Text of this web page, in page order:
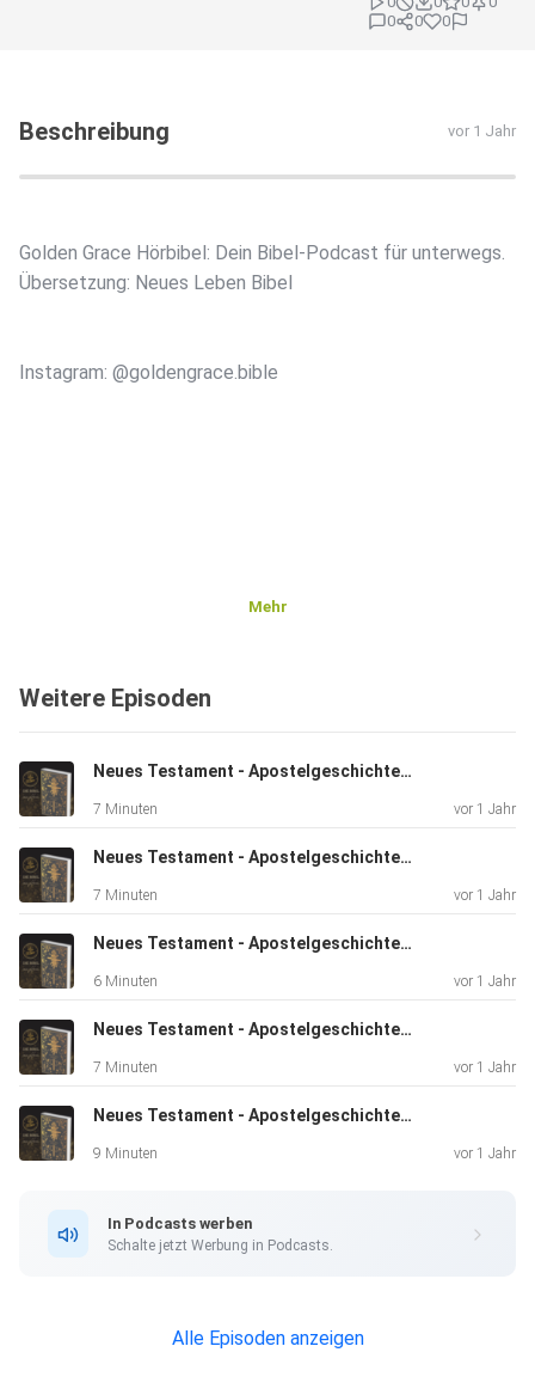
0
0 0
Beschreibung vor 1 Jahr
Golden Grace Hörbibel: Dein Bibel-Podcast für unterwegs.
Übersetzung: Neues Leben Bibel
Instagram: @goldengrace.bible
Mehr
Weitere Episoden
Neues Testament - Apostelgeschichte 26
7 Minuten vor 1 Jahr
Neues Testament - Apostelgeschichte 25
7 Minuten vor 1 Jahr
Neues Testament - Apostelgeschichte 24
6 Minuten vor 1 Jahr
Neues Testament - Apostelgeschichte 22
7 Minuten vor 1 Jahr
Neues Testament - Apostelgeschichte 21
9 Minuten vor 1 Jahr
In Podcasts werben
Schalte jetzt Werbung in Podcasts.
Alle Episoden anzeigen